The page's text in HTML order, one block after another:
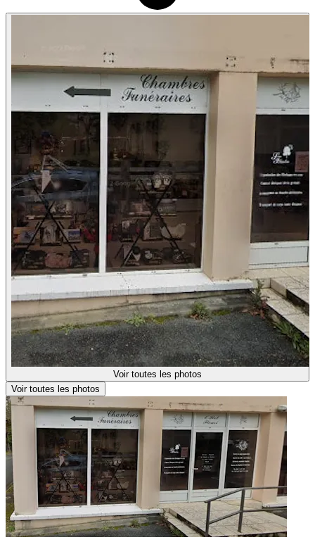
Voir toutes les photos
Voir toutes les photos